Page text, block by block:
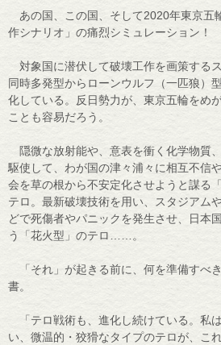
あの国、この国、そして2020年東京
作シナリオ」の痛烈シミュレーション！
対象国に潜伏して破壊工作を画策する
同時多発型からローンウルフ（一匹狼）
化している。反日勢力が、東京五輪をめ
ことも容易だろう。
隠微な放射能や、意表を衝く化学物質
駆使して、わが国の津々浦々に相互不信
会を草の根から不安定化させようと謀る
テロ。最新破壊技術を用い、スタジアム
どで死傷者やパニックを発生させ、日本
う「花火型」のテロ……。
「それ」が起きる前に、何を準備すべ
書。
「テロ戦術も、進化し続けている。私
い、微温的・狡猾なタイプのテロが、こ